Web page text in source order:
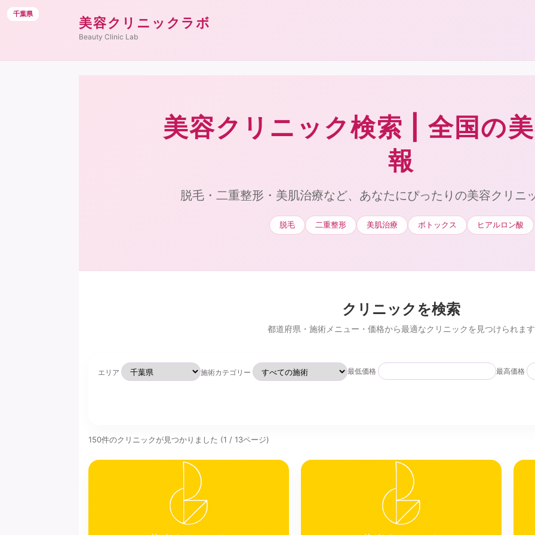
美容クリニックラボ
Beauty Clinic Lab
美容クリニック検索 | 全国の
報
脱毛・二重整形・美肌治療など、あなたにぴったりの美容クリニ
脱毛 二重整形 美肌治療 ボトックス ヒアルロン酸
クリニックを検索
都道府県・施術メニュー・価格から最適なクリニックを見つけられます
エリア 施術カテゴリー 最低価格 最高価格
150件のクリニックが見つかりました (1 / 13ページ)
千葉県
千葉県
千葉県
千葉県
千葉県
千葉県
千葉県
千葉県
千葉県
千葉県
千葉県
千葉県